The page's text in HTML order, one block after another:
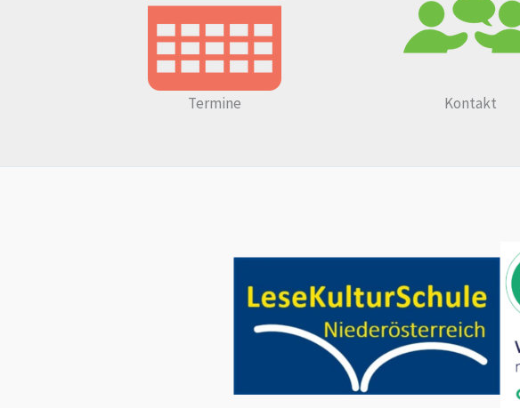
Termine Kontakt